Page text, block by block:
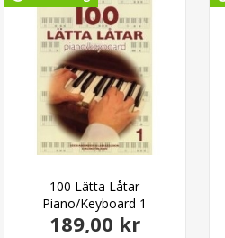
100 Lätta Låtar
Piano/Keyboard 1
189,00 kr